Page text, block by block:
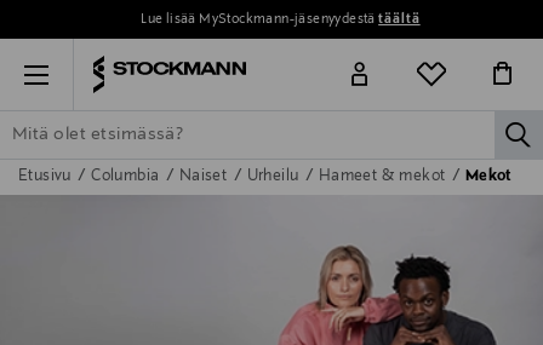
Lue lisää MyStockmann-jäsenyydestätäältä
Menu
ETSI KAIKKI NAISET MIEHET LAPSET KOTI
Etusivu Columbia Naiset Urheilu Hameet & mekot Mekot